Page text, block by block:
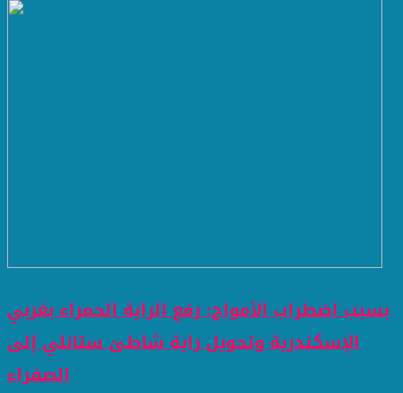
بسبب اضطراب الأمواج: رفع الراية الحمراء بغربي
الإسكندرية وتحويل راية شاطئ ستانلي إلى
الصفراء